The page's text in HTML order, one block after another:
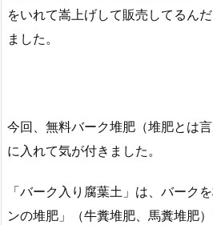
をいれて嵩上げして販売してるん
ました。
今回、無料バーク堆肥（堆肥とは
に入れて気が付きました。
「バーク入り腐葉土」は、バーク
ンの堆肥」（牛糞堆肥、馬糞堆肥